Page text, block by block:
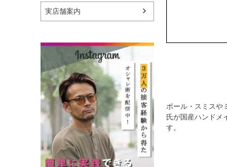
実店舗案内
ポール・スミスや
氏が国産ハンドメ
す。